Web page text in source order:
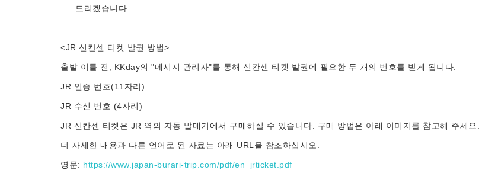
드리겠습니다.
<JR 신칸센 티켓 발권 방법>
출발 이틀 전, KKday의 "메시지 관리자"를 통해 신칸센 티켓 발권에 필요한 두 개의 번호를 받게 됩니다.
JR 인증 번호(11자리)
JR 수신 번호 (4자리)
JR 신칸센 티켓은 JR 역의 자동 발매기에서 구매하실 수 있습니다. 구매 방법은 아래 이미지를 참고해 주세요.
더 자세한 내용과 다른 언어로 된 자료는 아래 URL을 참조하십시오.
영문: https://www.japan-burari-trip.com/pdf/en_jrticket.pdf